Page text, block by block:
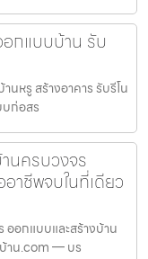
กแบบบ้าน รับ
นหรู สร้างอาคาร รับรีโน
บก่อสร
นครบวงจร
าชีพจบในที่เดียว
ออกแบบและสร้างบ้าน
าน.com — บร